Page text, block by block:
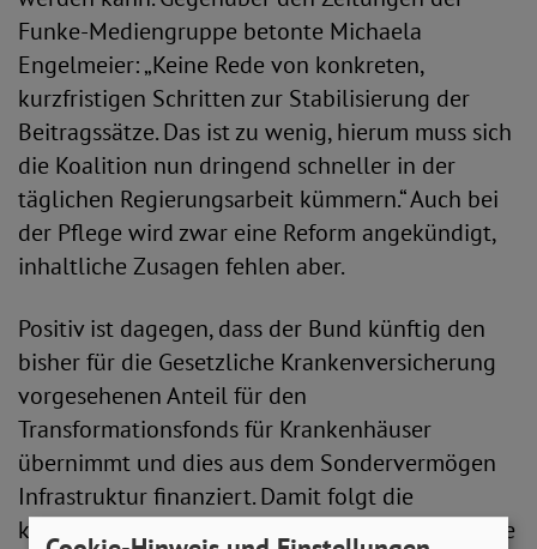
Funke-Mediengruppe betonte Michaela
Engelmeier: „Keine Rede von konkreten,
kurzfristigen Schritten zur Stabilisierung der
Beitragssätze. Das ist zu wenig, hierum muss sich
die Koalition nun dringend schneller in der
täglichen Regierungsarbeit kümmern.“ Auch bei
der Pflege wird zwar eine Reform angekündigt,
inhaltliche Zusagen fehlen aber.
Positiv ist dagegen, dass der Bund künftig den
bisher für die Gesetzliche Krankenversicherung
vorgesehenen Anteil für den
Transformationsfonds für Krankenhäuser
übernimmt und dies aus dem Sondervermögen
Infrastruktur finanziert. Damit folgt die
kommende Bundesregierung dem SoVD, der eine